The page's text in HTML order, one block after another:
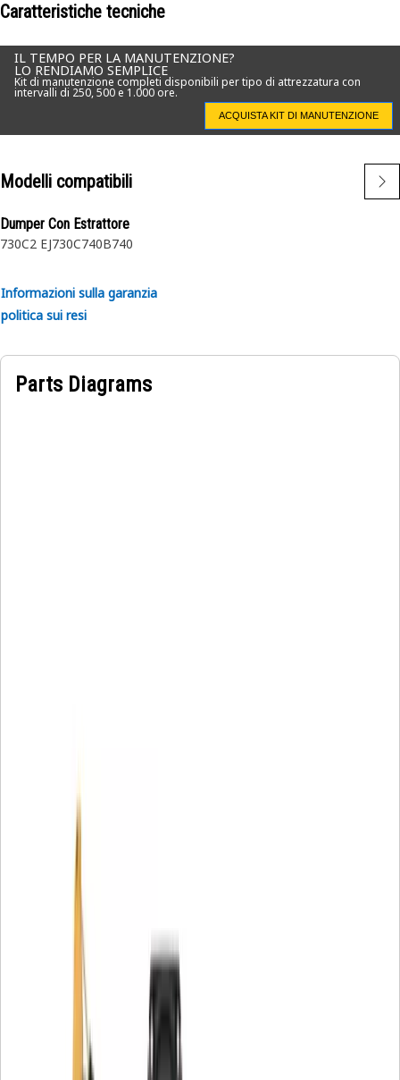
Caratteristiche tecniche
IL TEMPO PER LA MANUTENZIONE?
LO RENDIAMO SEMPLICE
Kit di manutenzione completi disponibili per tipo di attrezzatura con
intervalli di 250, 500 e 1.000 ore.
ACQUISTA KIT DI MANUTENZIONE
Modelli compatibili
Dumper Con Estrattore
730C2 EJ730C740B740
Informazioni sulla garanzia
politica sui resi
Parts Diagrams